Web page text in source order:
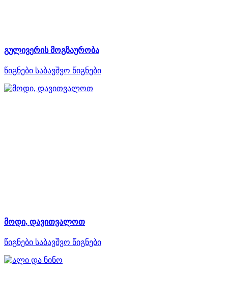
გულივერის მოგზაურობა
წიგნები საბავშვო წიგნები
მოდი, დავითვალოთ
წიგნები საბავშვო წიგნები